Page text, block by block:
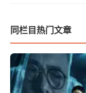
同栏目热门文章